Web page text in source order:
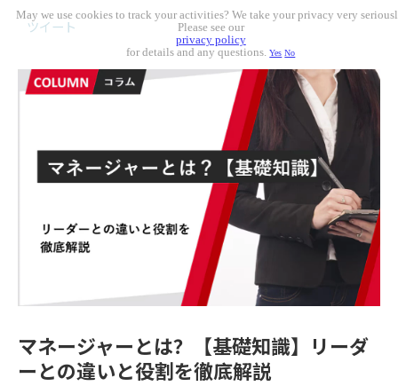
ツイート
マネージャーとは？【基礎知識】リーダ
ーとの違いと役割を徹底解説
May we use cookies to track your activities? We take your privacy very
Please see our
privacy policy
for details and any questions.Yes No